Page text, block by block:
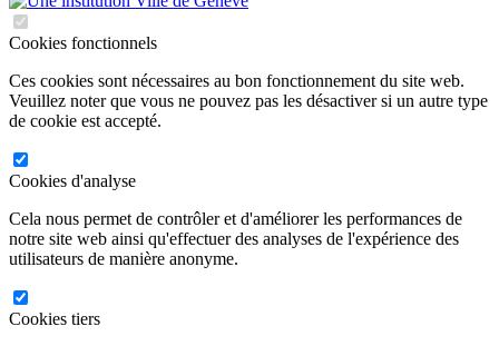
Cookies fonctionnels
Ces cookies sont nécessaires au bon fonctionnement du site web.
Veuillez noter que vous ne pouvez pas les désactiver si un autre type
de cookie est accepté.
Cookies d'analyse
Cela nous permet de contrôler et d'améliorer les performances de
notre site web ainsi qu'effectuer des analyses de l'expérience des
utilisateurs de manière anonyme.
Cookies tiers